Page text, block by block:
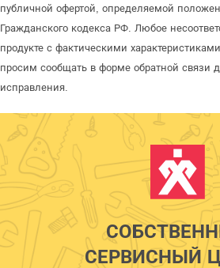
публичной офертой, определяемой
Гражданского кодекса РФ. Любое
продукте с фактическими
просим сообщать в форме обратной связи
исправления.
СЕРВИСНЫЙ